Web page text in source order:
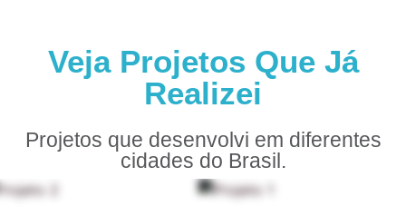
Veja Projetos Que Já
Realizei
Projetos que desenvolvi em diferentes
cidades do Brasil.